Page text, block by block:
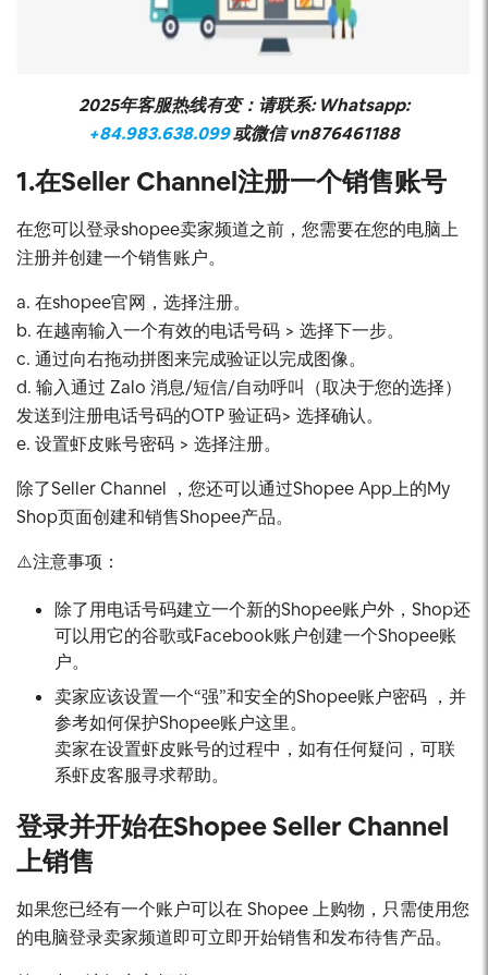
2025年客服热线有变：请联系: Whatsapp:
+84.983.638.099或微信vn876461188
1.在Seller Channel注册一个销售账号
在您可以登录shopee卖家频道之前，您需要在您的电脑上
注册并创建一个销售账户。
a. 在shopee官网，选择注册。
b. 在越南输入一个有效的电话号码 > 选择下一步。
c. 通过向右拖动拼图来完成验证以完成图像。
d. 输入通过 Zalo 消息/短信/自动呼叫（取决于您的选择）
发送到注册电话号码的OTP 验证码> 选择确认。
e. 设置虾皮账号密码 > 选择注册。
除了Seller Channel ，您还可以通过Shopee App上的My
Shop页面创建和销售Shopee产品。
⚠️注意事项：
除了用电话号码建立一个新的Shopee账户外，Shop还
可以用它的谷歌或Facebook账户创建一个Shopee账
户。
卖家应该设置一个“强”和安全的Shopee账户密码 ，并
参考如何保护Shopee账户这里。
卖家在设置虾皮账号的过程中，如有任何疑问，可联
系虾皮客服寻求帮助。
登录并开始在Shopee Seller Channel
上销售
如果您已经有一个账户可以在 Shopee 上购物，只需使用您
的电脑登录卖家频道即可立即开始销售和发布待售产品。